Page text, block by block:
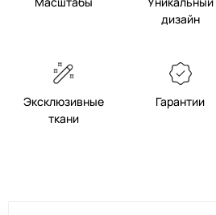
дизайн
Эксклюзивные
ткани
Гарантии